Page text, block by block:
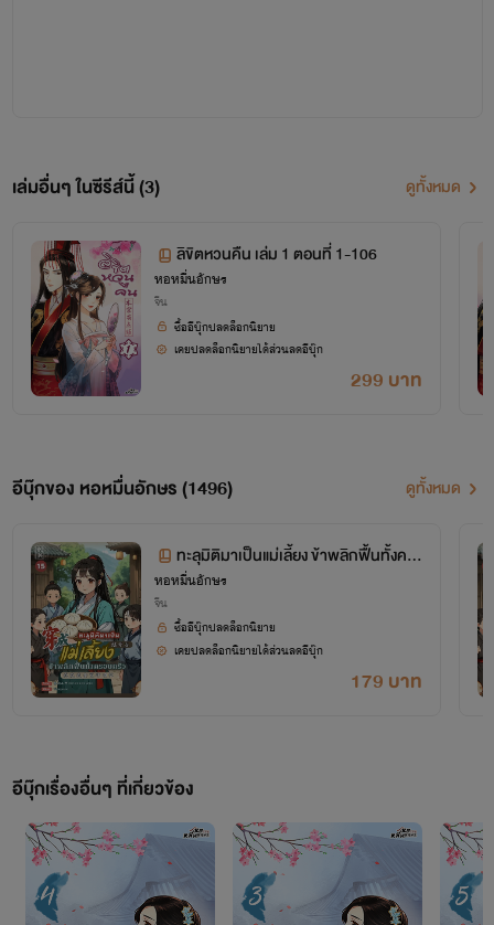
เผยแพร่อย่างเป็นทางการโดย OokbeeU และ China Literature
เจ้าของลิขสิทธิ์ต้นฉบับ China Literature
เล่มอื่นๆ ในซีรีส์นี้ (3) ดูทั้งหมด
ลิขิตหวนคืน เล่ม 1 ตอนที่ 1-106
หอหมื่นอักษร
จีน
299 บาท
ซื้ออีบุ๊กปลดล็อกนิยาย
เคยปลดล็อกนิยายได้ส่วนลดอีบุ๊ก
อีบุ๊กของ หอหมื่นอักษร (1496) ดูทั้งหมด
ทะลุมิติมาเป็นแม่เลี้ยง ข้าพลิกฟื้นทั้งคร
อบครัว เล่ม 15 (จบ+ตอนพิเศษ)
หอหมื่นอักษร
จีน
179 บาท
ซื้ออีบุ๊กปลดล็อกนิยาย
เคยปลดล็อกนิยายได้ส่วนลดอีบุ๊ก
อีบุ๊กเรื่องอื่นๆ ที่เกี่ยวข้อง